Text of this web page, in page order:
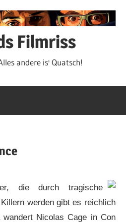
Filmriss
andere is' Quatsch!
die durch tragische
werden gibt es reichlich
Nicolas Cage in Con